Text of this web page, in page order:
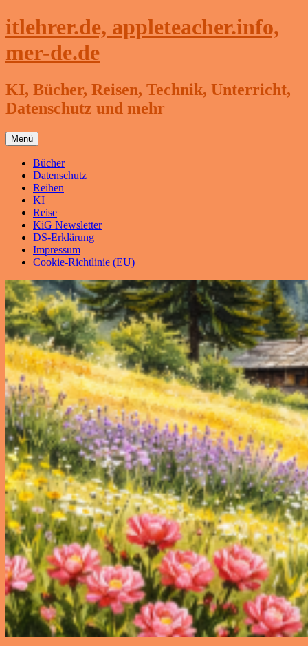
Zum
Inhalt
itlehrer.de, appleteacher.info,
mer-de.de
KI, Bücher, Reisen, Technik, Unterricht,
Datenschutz und mehr
Menü
Bücher
Datenschutz
Reihen
KI
Reise
KiG Newsletter
DS-Erklärung
Impressum
Cookie-Richtlinie (EU)